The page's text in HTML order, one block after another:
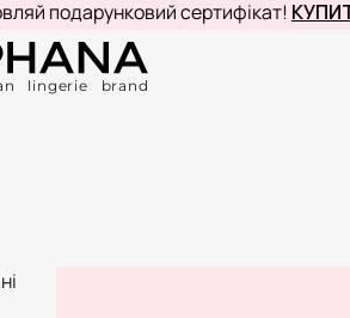
подарунковий сертифікат!КУПИТИ
lingerie brand